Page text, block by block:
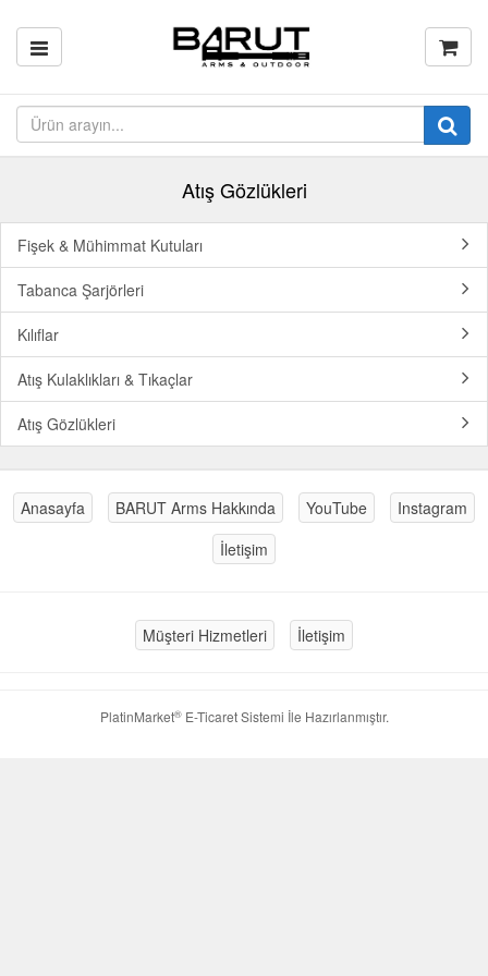
Atış Gözlükleri
Fişek & Mühimmat Kutuları
Tabanca Şarjörleri
Kılıflar
Atış Kulaklıkları & Tıkaçlar
Atış Gözlükleri
Anasayfa BARUT Arms Hakkında YouTube
Instagram
İletişim
Müşteri Hizmetleri İletişim
PlatinMarket®E-Ticaret Sistemi İle Hazırlanmıştır.